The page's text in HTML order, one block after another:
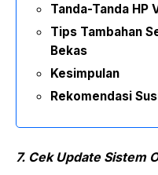
Tanda-Tanda HP
Tips Tambahan
Bekas
Kesimpulan
Rekomendasi
7. Cek Update Sistem